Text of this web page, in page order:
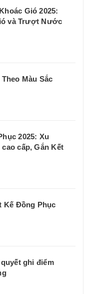
Gió 2025:
và Trượt Nước
Màu Sắc
2025: Xu
cấp, Gắn Kết
Kế Đồng Phục
ghi điểm